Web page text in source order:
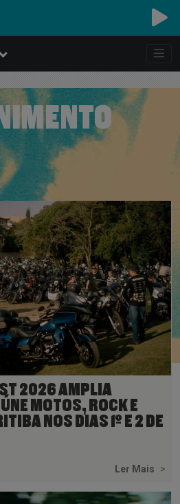
EAGLES - TAKE IT EASY
2026 AMPLIA
MOTOS, ROCK E
NOS DIAS 1º E 2 DE
Ler Mais >